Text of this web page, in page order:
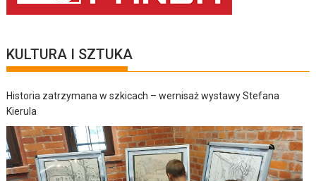
KULTURA I SZTUKA
Historia zatrzymana w szkicach – wernisaż wystawy Stefana
Kierula